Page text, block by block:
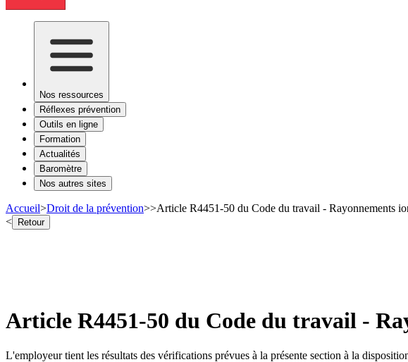
Nos ressources
Réflexes prévention
Outils en ligne
Formation
Actualités
Baromètre
Nos autres sites
Accueil>Droit de la prévention>>Article R4451-50 du Code du travail - Rayonnements
< Retour
Article R4451-50 du Code du travail -
L'employeur tient les résultats des vérifications prévues à la présente section à la